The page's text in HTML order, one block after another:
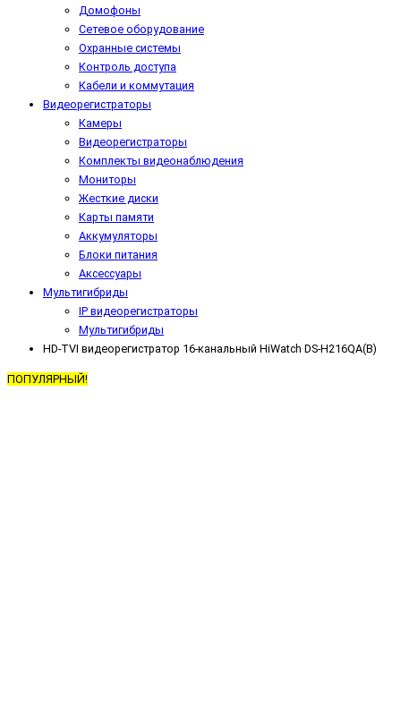
Домофоны
Сетевое оборудование
Охранные системы
Контроль доступа
Кабели и коммутация
Видеорегистраторы
Камеры
Видеорегистраторы
Комплекты видеонаблюдения
Мониторы
Жесткие диски
Карты памяти
Аккумуляторы
Блоки питания
Аксессуары
Мультигибриды
IP видеорегистраторы
Мультигибриды
HD-TVI видеорегистратор 16-канальный HiWatch DS-H216QA(B)
ПОПУЛЯРНЫЙ!